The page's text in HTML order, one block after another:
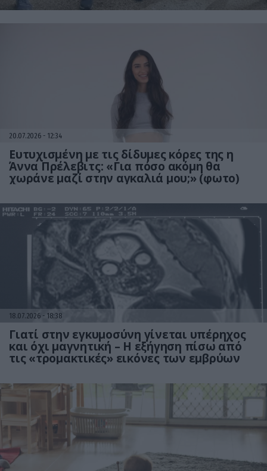
20.07.2026 12:34
Ευτυχισμένη με τις δίδυμες κόρες της η
Άννα Πρέλεβιτς: «Για πόσο ακόμη θα
χωράνε μαζί στην αγκαλιά μου;» (φωτο)
18.07.2026 18:38
Γιατί στην εγκυμοσύνη γίνεται υπέρηχος
και όχι μαγνητική – Η εξήγηση πίσω από
τις «τρομακτικές» εικόνες των εμβρύων